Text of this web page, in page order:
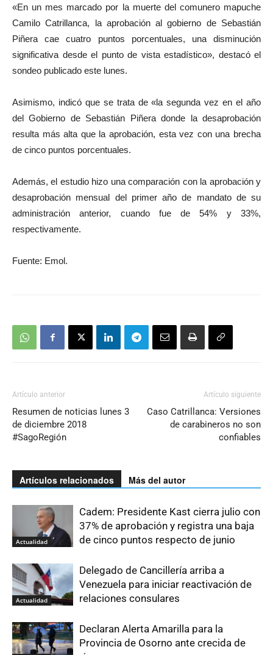
«En un mes marcado por la muerte del comunero mapuche
Camilo Catrillanca, la aprobación al gobierno de Sebastián
Piñera cae cuatro puntos porcentuales, una disminución
significativa desde el punto de vista estadístico», destacó el
sondeo publicado este lunes.
Asimismo, indicó que se trata de «la segunda vez en el año
del Gobierno de Sebastián Piñera donde la desaprobación
resulta más alta que la aprobación, esta vez con una brecha
de cinco puntos porcentuales.
Además, el estudio hizo una comparación con la aprobación y
desaprobación mensual del primer año de mandato de su
administración anterior, cuando fue de 54% y 33%,
respectivamente.
Fuente: Emol.
Artículo anterior
Resumen de noticias lunes 3
de diciembre 2018
#SagoRegión
Artículo siguiente
Caso Catrillanca: Versiones
de carabineros no son
confiables
Artículos relacionados Más del autor
Actualidad
Cadem: Presidente Kast cierra julio con
37% de aprobación y registra una baja
de cinco puntos respecto de junio
Actualidad
Delegado de Cancillería arriba a
Venezuela para iniciar reactivación de
relaciones consulares
Declaran Alerta Amarilla para la
Provincia de Osorno ante crecida de